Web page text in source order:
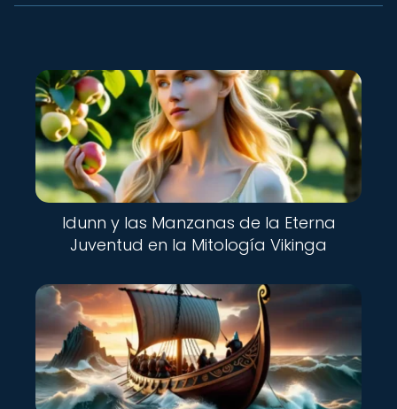
Idunn y las Manzanas de la Eterna
Juventud en la Mitología Vikinga